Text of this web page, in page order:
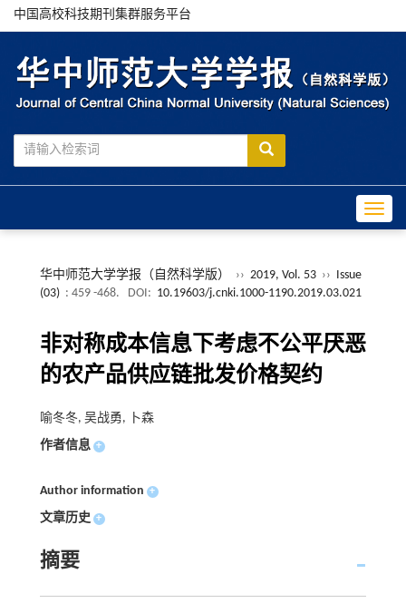
中国高校科技期刊集群服务平台
华中师范大学学报（自然科学版） ›› 2019, Vol. 53 ››
Issue
(03) : 459 -468. DOI: 10.19603/j.cnki.1000-1190.2019.03.021
非对称成本信息下考虑不公平厌恶
的农产品供应链批发价格契约
喻冬冬, 吴战勇, 卜森
作者信息 +
Author information +
文章历史 +
摘要